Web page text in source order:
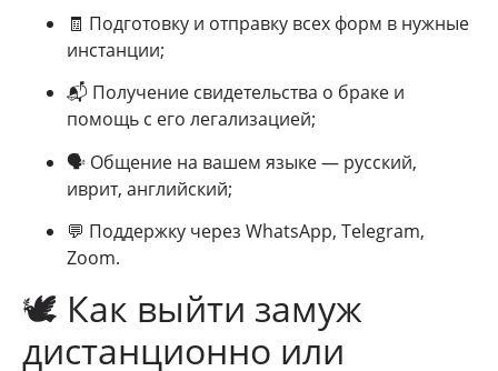
🧾 Подготовку и отправку всех форм в нужные
инстанции;
📬 Получение свидетельства о браке и
помощь с его легализацией;
🗣 Общение на вашем языке — русский,
иврит, английский;
💬 Поддержку через WhatsApp, Telegram,
Zoom.
🕊 Как выйти замуж
дистанционно или